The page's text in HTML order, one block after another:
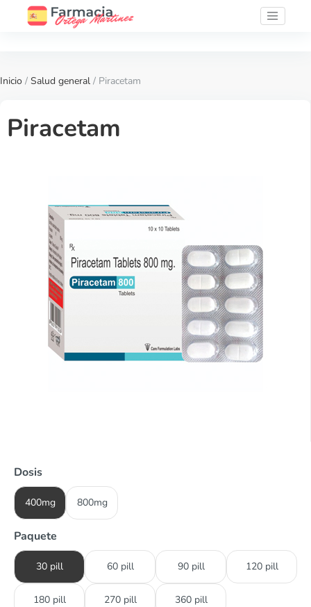
Inicio / Salud general / Piracetam
Piracetam
Dosis
400mg 800mg
Paquete
30 pill 60 pill 90 pill 120 pill
180 pill 270 pill 360 pill